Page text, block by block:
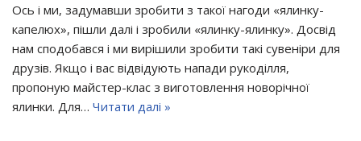
Ось і ми, задумавши зробити з такої нагоди «ялинку-
капелюх», пішли далі і зробили «ялинку-ялинку». Досвід
нам сподобався і ми вирішили зробити такі сувеніри для
друзів. Якщо і вас відвідують напади рукоділля,
пропоную майстер-клас з виготовлення новорічної
ялинки. Для… Читати далі »